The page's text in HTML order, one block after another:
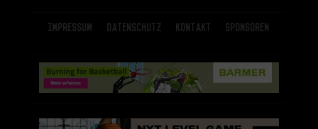
Impressum Datenschutz Kontakt Sponsoren